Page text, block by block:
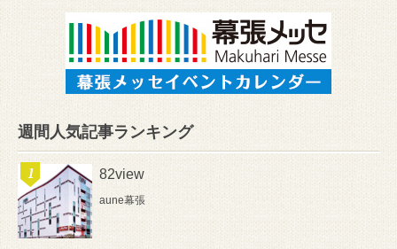
週間人気記事ランキング
82view
aune幕張